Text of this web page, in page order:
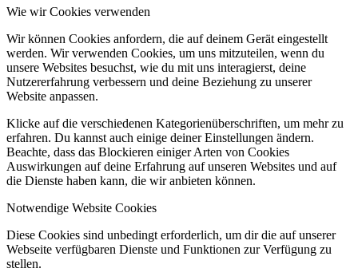
Wie wir Cookies verwenden
Wir können Cookies anfordern, die auf deinem Gerät eingestellt
werden. Wir verwenden Cookies, um uns mitzuteilen, wenn du
unsere Websites besuchst, wie du mit uns interagierst, deine
Nutzererfahrung verbessern und deine Beziehung zu unserer
Website anpassen.
Klicke auf die verschiedenen Kategorienüberschriften, um mehr zu
erfahren. Du kannst auch einige deiner Einstellungen ändern.
Beachte, dass das Blockieren einiger Arten von Cookies
Auswirkungen auf deine Erfahrung auf unseren Websites und auf
die Dienste haben kann, die wir anbieten können.
Notwendige Website Cookies
Diese Cookies sind unbedingt erforderlich, um dir die auf unserer
Webseite verfügbaren Dienste und Funktionen zur Verfügung zu
stellen.